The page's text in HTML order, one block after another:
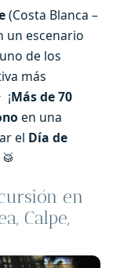
(Costa Blanca –
un escenario
de los
más
¡Más de 70
en una
el Día de
en
Calpe,